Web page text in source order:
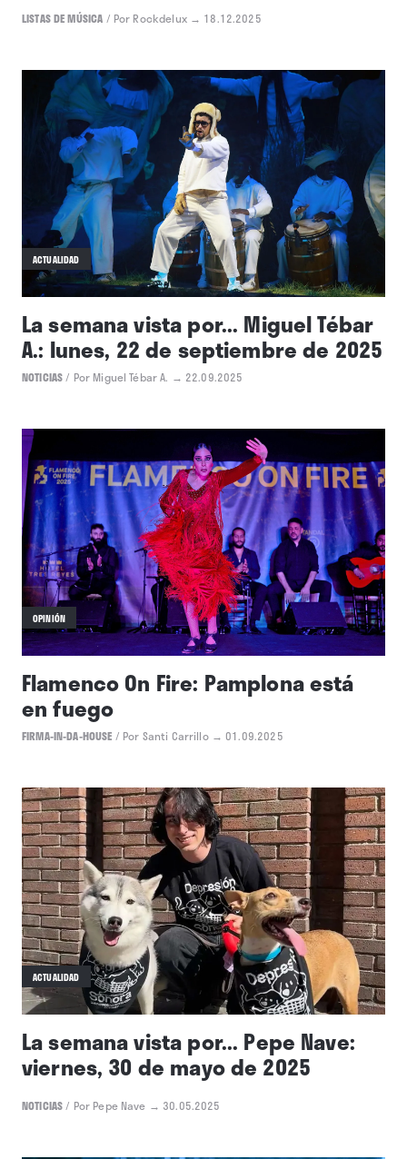
LISTAS DE MÚSICA / Por Rockdelux → 18.12.2025
ACTUALIDAD
La semana vista por... Miguel Tébar
A.: lunes, 22 de septiembre de 2025
NOTICIAS/ Por Miguel Tébar A. → 22.09.2025
OPINIÓN
Flamenco On Fire: Pamplona está
en fuego
FIRMA-IN-DA-HOUSE / Por Santi Carrillo → 01.09.2025
ACTUALIDAD
La semana vista por... Pepe Nave:
viernes, 30 de mayo de 2025
NOTICIAS/ Por Pepe Nave → 30.05.2025